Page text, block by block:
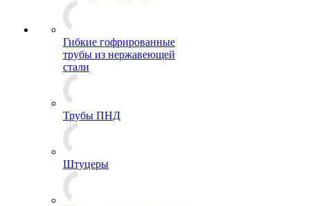
Гибкие гофрированные
трубы из нержавеющей
стали
Трубы ПНД
Штуцеры